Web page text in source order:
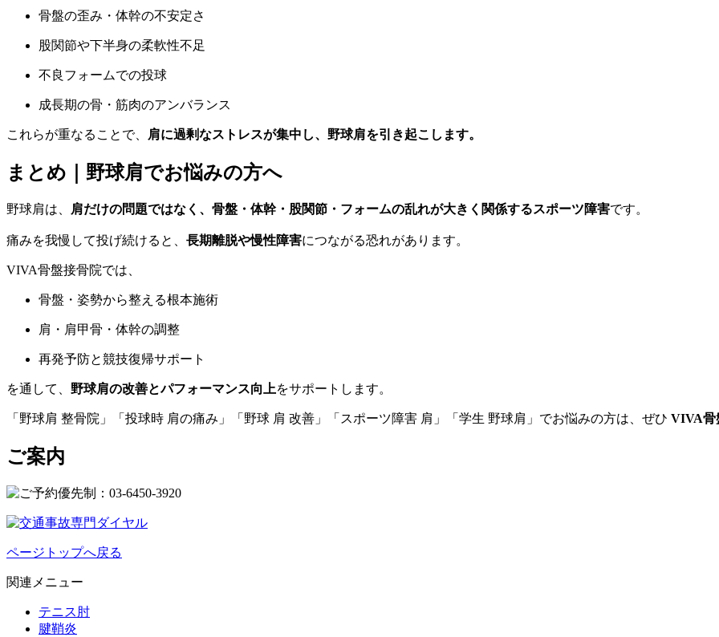
骨盤の歪み・体幹の不安定さ
股関節や下半身の柔軟性不足
不良フォームでの投球
成長期の骨・筋肉のアンバランス
これらが重なることで、 肩に過剰なストレスが集中し、野球肩を引き起こします。
まとめ｜野球肩でお悩みの方へ
野球肩は、 肩だけの問題ではなく、骨盤・体幹・股関節・フォームの乱れが大きく関係するスポーツ障害です。
痛みを我慢して投げ続けると、 長期離脱や慢性障害につながる恐れがあります。
VIVA骨盤接骨院では、
骨盤・姿勢から整える根本施術
肩・肩甲骨・体幹の調整
再発予防と競技復帰サポート
を通して、 野球肩の改善とパフォーマンス向上をサポートします。
「野球肩 整骨院」「投球時 肩の痛み」「野球 肩 改善」「スポーツ障害 肩」「学生 野球肩」でお悩みの方は、ぜひ VIVA骨
ご案内
ページトップへ戻る
関連メニュー
テニス肘
腱鞘炎